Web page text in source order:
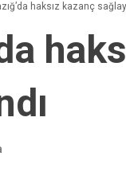
haksız kazanç